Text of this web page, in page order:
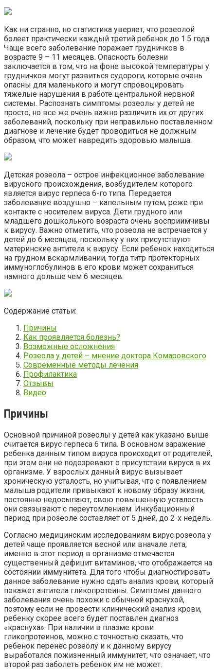
Как ни странно, но статистика уверяет, что розеолой
болеет практически каждый третий ребенок до 1.5 года.
Чаще всего заболевание поражает грудничков в
возрасте 9 – 11 месяцев. Опасность болезни
заключается в том, что на фоне высокой температуры у
грудничков могут развиться судороги, которые очень
опасны для маленького и могут спровоцировать
тяжелые нарушения в работе центральной нервной
системы. Распознать симптомы розеолы у детей не
просто, но все же очень важно различить их от других
заболеваний, поскольку при неправильно поставленном
диагнозе и лечение будет проводиться не должным
образом, что может навредить здоровью малыша.
Детская розеола – острое инфекционное заболевание
вирусного происхождения, возбудителем которого
является вирус герпеса 6-го типа. Передается
заболевание воздушно – капельным путем, реже при
контакте с носителем вируса. Дети грудного или
младшего дошкольного возраста очень восприимчивы
к вирусу. Важно отметить, что розеола не встречается у
детей до 6 месяцев, поскольку у них присутствуют
материнские антитела к вирусу. Если ребенок находиться
на грудном вскармливании, тогда титр протекторных
иммуноглобулинов в его крови может сохраниться
намного дольше чем 6 месяцев.
Содержание статьи:
Причины
Как проявляется болезнь?
Возможные осложнения
Розеола у детей – мнение доктора Комаровского
Современные методы лечения
Профилактика
Отзывы
Видео
Причины
Основной причиной розеолы у детей как указано выше
считается вирус герпеса 6 типа. В основном заражение
ребенка данным типом вируса происходит от родителей,
при этом они не подозревают о присутствии вируса в их
организме. У взрослых данный вирус вызывает
хроническую усталость, но учитывая, что с появлением
малыша родители привыкают к новому образу жизни,
постоянно недосыпают, свою повышенную усталость
они связывают с переутомлением. Инкубационный
период при розеоле составляет от 5 дней, до 2-х недель.
Согласно медицинским исследованиям вирус розеола у
детей чаще проявляется весной или вначале лета,
именно в этот период в организме отмечается
существенный дефицит витаминов, что отображается на
состоянии иммунитета. Для того чтобы диагностировать
данное заболевание нужно сдать анализ крови, который
покажет антитела гликопротеины. Симптомы данного
заболевания очень похожи с обычной краснухой,
поэтому если не провести клинический анализ крови,
ребенку скорее всего будет поставлен диагноз
«краснуха». При наличии в плазме крови
гликопротеинов, можно с точностью сказать, что
ребенок перенес розеолу и к данному вирусу
выработался пожизненный иммунитет, что означает, что
второй раз заболеть ребенок им не может.